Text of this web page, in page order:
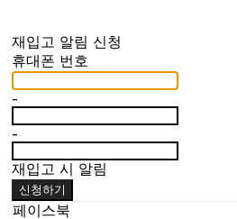
재입고 알림 신청
휴대폰 번호
-
-
재입고 시 알림
신청하기
페이스북